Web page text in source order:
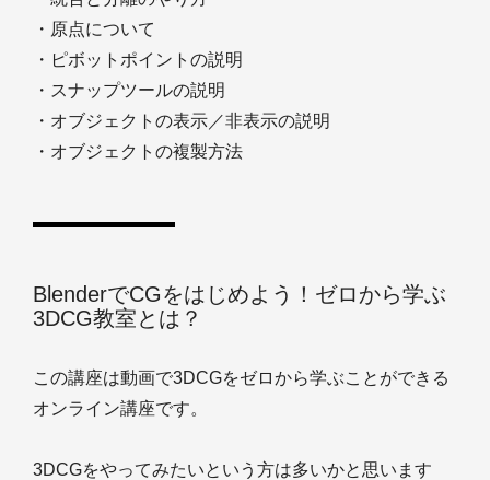
・原点について
・ピボットポイントの説明
・スナップツールの説明
・オブジェクトの表示／非表示の説明
・オブジェクトの複製方法
BlenderでCGをはじめよう！ゼロから学ぶ
3DCG教室とは？
この講座は動画で3DCGをゼロから学ぶことができる
オンライン講座です。
3DCGをやってみたいという方は多いかと思います